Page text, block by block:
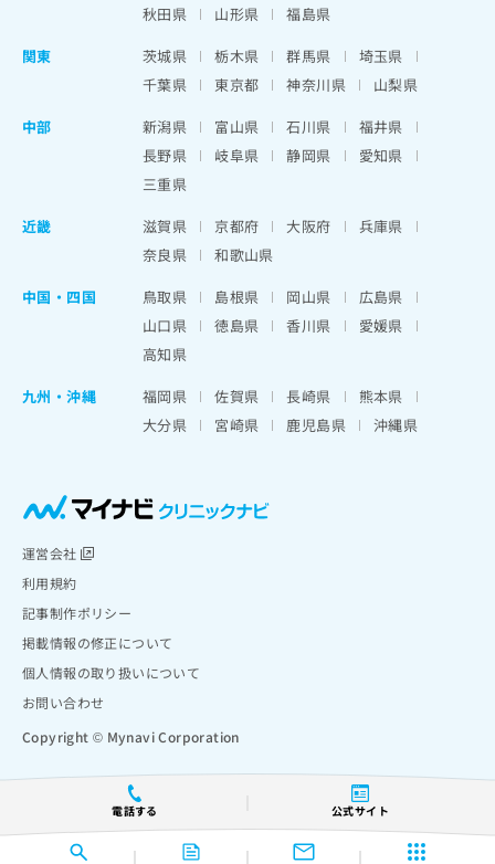
電話する 公式サイト
秋田県
山形県
福島県
関東
茨城県 栃木県 群馬県
埼玉県
千葉県
東京都 神奈川県
山梨県
中部
新潟県 富山県 石川県
福井県
長野県
岐阜県 静岡県
愛知県
三重県
近畿
滋賀県 京都府 大阪府
兵庫県
奈良県
和歌山県
中国・四国
鳥取県 島根県 岡山県
広島県
山口県
徳島県 香川県
愛媛県
高知県
九州・沖縄
福岡県 佐賀県 長崎県
熊本県
大分県
宮崎県 鹿児島県 沖縄県
運営会社
利用規約
記事制作ポリシー
掲載情報の修正について
個人情報の取り扱いについて
お問い合わせ
Copyright © Mynavi Corporation